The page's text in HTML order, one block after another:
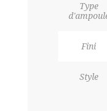
Type
Fini
Style